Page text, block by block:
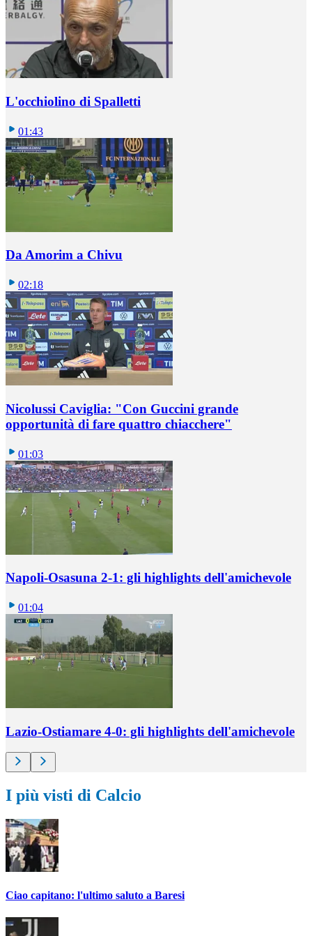
L'occhiolino di Spalletti
01:43
Da Amorim a Chivu
02:18
Nicolussi Caviglia: "Con Guccini grande
opportunità di fare quattro chiacchere"
01:03
Napoli-Osasuna 2-1: gli highlights dell'amichevole
01:04
Lazio-Ostiamare 4-0: gli highlights dell'amichevole
I più visti di Calcio
Ciao capitano: l'ultimo saluto a Baresi